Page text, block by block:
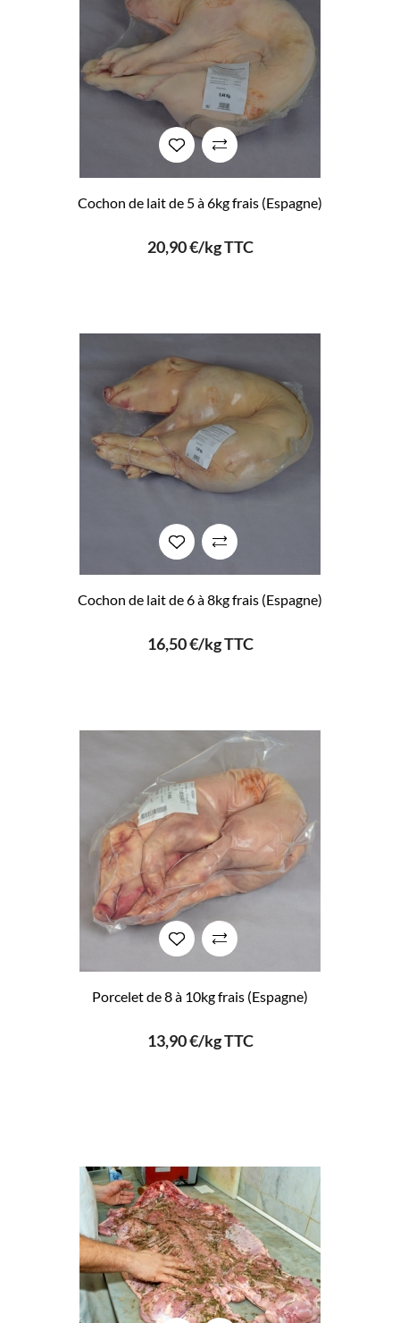
Cochon de lait de 5 à 6kg frais (Espagne)
20,90 €/kg TTC
Cochon de lait de 6 à 8kg frais (Espagne)
16,50 €/kg TTC
Porcelet de 8 à 10kg frais (Espagne)
13,90 €/kg TTC